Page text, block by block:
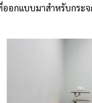
ออกแบบมาสำหรับกระจ